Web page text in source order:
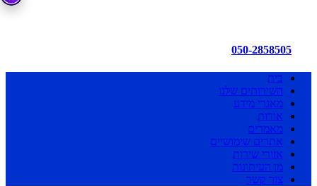
050-2858505
בית
השירותים שלנו
מאגרי מידע
אודות
מאמרים
אתרים שימושיים
אזורי שירות
מן העיתונות
צור קשר